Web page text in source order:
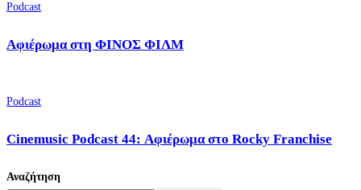
Podcast
Αφιέρωμα στη ΦΙΝΟΣ ΦΙΛΜ
Podcast
Cinemusic Podcast 44: Αφιέρωμα στο Rocky Franchise
Αναζήτηση